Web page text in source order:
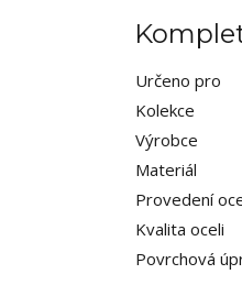
Určeno pro
Kolekce
Výrobce
Materiál
Provedení
Kvalita oceli
Povrchová